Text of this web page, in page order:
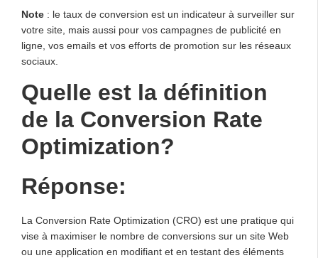
Note : le taux de conversion est un indicateur à surveiller sur
votre site, mais aussi pour vos campagnes de publicité en
ligne, vos emails et vos efforts de promotion sur les réseaux
sociaux.
Quelle est la définition
de la Conversion Rate
Optimization?
Réponse:
La Conversion Rate Optimization (CRO) est une pratique qui
vise à maximiser le nombre de conversions sur un site Web
ou une application en modifiant et en testant des éléments